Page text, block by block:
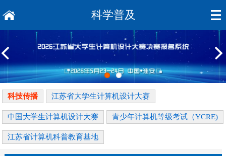
科学普及
科技传播 江苏省大学生计算机设计大赛
中国大学生计算机设计大赛 青少年计算机等级考试（YCRE)
江苏省计算机科普教育基地